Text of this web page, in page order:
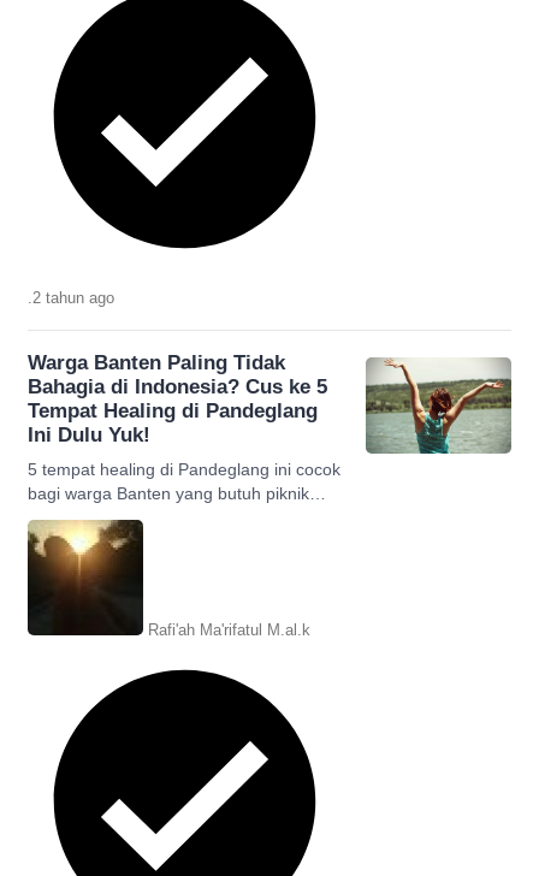
.2 tahun ago
Warga Banten Paling Tidak
Bahagia di Indonesia? Cus ke 5
Tempat Healing di Pandeglang
Ini Dulu Yuk!
5 tempat healing di Pandeglang ini cocok
bagi warga Banten yang butuh piknik
supaya tidak lupa bahagia. Simak listnya!
Rafi'ah Ma'rifatul M.al.k